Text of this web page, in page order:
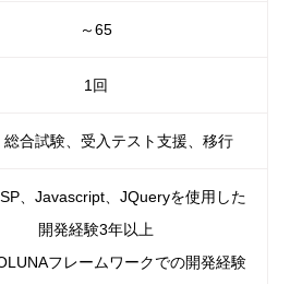
～65
1回
総合試験、受入テスト支援、移行
、Javascript、JQueryを使用した
開発経験3年以上
フレームワークでの開発経験